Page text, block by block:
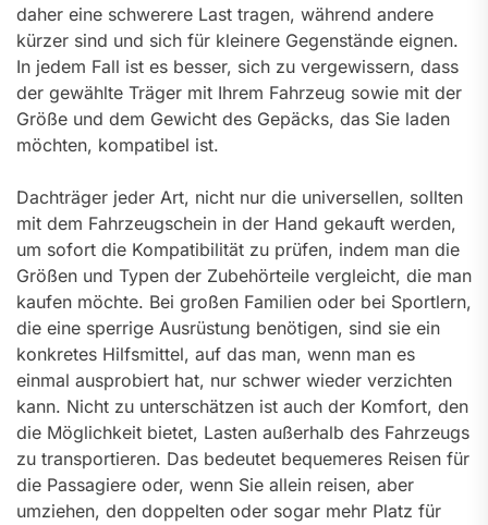
daher eine schwerere Last tragen, während andere
kürzer sind und sich für kleinere Gegenstände eignen.
In jedem Fall ist es besser, sich zu vergewissern, dass
der gewählte Träger mit Ihrem Fahrzeug sowie mit der
Größe und dem Gewicht des Gepäcks, das Sie laden
möchten, kompatibel ist.
Dachträger jeder Art, nicht nur die universellen, sollten
mit dem Fahrzeugschein in der Hand gekauft werden,
um sofort die Kompatibilität zu prüfen, indem man die
Größen und Typen der Zubehörteile vergleicht, die man
kaufen möchte. Bei großen Familien oder bei Sportlern,
die eine sperrige Ausrüstung benötigen, sind sie ein
konkretes Hilfsmittel, auf das man, wenn man es
einmal ausprobiert hat, nur schwer wieder verzichten
kann. Nicht zu unterschätzen ist auch der Komfort, den
die Möglichkeit bietet, Lasten außerhalb des Fahrzeugs
zu transportieren. Das bedeutet bequemeres Reisen für
die Passagiere oder, wenn Sie allein reisen, aber
umziehen, den doppelten oder sogar mehr Platz für